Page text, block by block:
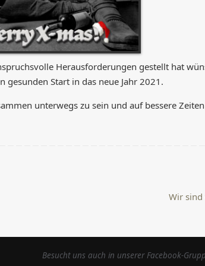
Herausforderungen gestellt hat
Start in das neue Jahr 2021.
unterwegs zu sein und auf bessere
Wir sind
Besucht uns auch in unserer Facebook-